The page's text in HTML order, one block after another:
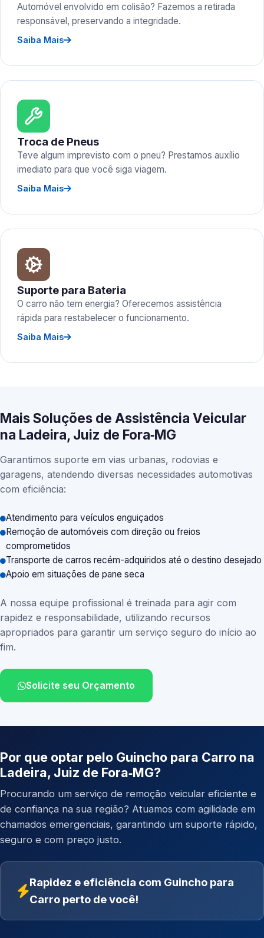
Automóvel envolvido em colisão? Fazemos a retirada
responsável, preservando a integridade.
Saiba Mais
Troca de Pneus
Teve algum imprevisto com o pneu? Prestamos auxílio
imediato para que você siga viagem.
Saiba Mais
Suporte para Bateria
O carro não tem energia? Oferecemos assistência
rápida para restabelecer o funcionamento.
Saiba Mais
Mais Soluções de Assistência Veicular
na Ladeira, Juiz de Fora‑MG
Garantimos suporte em vias urbanas, rodovias e
garagens, atendendo diversas necessidades automotivas
com eficiência:
Atendimento para veículos enguiçados
Remoção de automóveis com direção ou freios
comprometidos
Transporte de carros recém-adquiridos até o destino desejado
Apoio em situações de pane seca
A nossa equipe profissional é treinada para agir com
rapidez e responsabilidade, utilizando recursos
apropriados para garantir um serviço seguro do início ao
fim.
Solicite seu Orçamento
Por que optar pelo Guincho para Carro na
Ladeira, Juiz de Fora‑MG?
Procurando um serviço de remoção veicular eficiente e
de confiança na sua região? Atuamos com agilidade em
chamados emergenciais, garantindo um suporte rápido,
seguro e com preço justo.
Rapidez e eficiência com Guincho para
Carro perto de você!